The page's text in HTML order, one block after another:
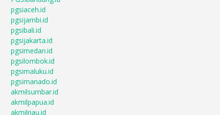
pgsiaceh.id
pgsijambi.id
pgsibali.id
pgsijakarta.id
pgsimedan.id
pgsilombok.id
pgsimaluku.id
pgsimanado.id
akmilsumbar.id
akmilpapua.id
akmilriau.id